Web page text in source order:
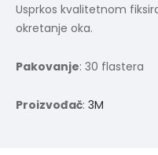
Usprkos kvalitetnom
okretanje oka.
Pakovanje: 30 flastera
Proizvođač: 3M